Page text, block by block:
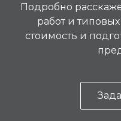
Подробно
работ и
стоимость и